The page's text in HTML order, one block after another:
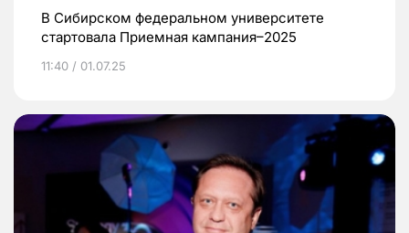
В Сибирском федеральном университете
стартовала Приемная кампания–2025
11:40 / 01.07.25